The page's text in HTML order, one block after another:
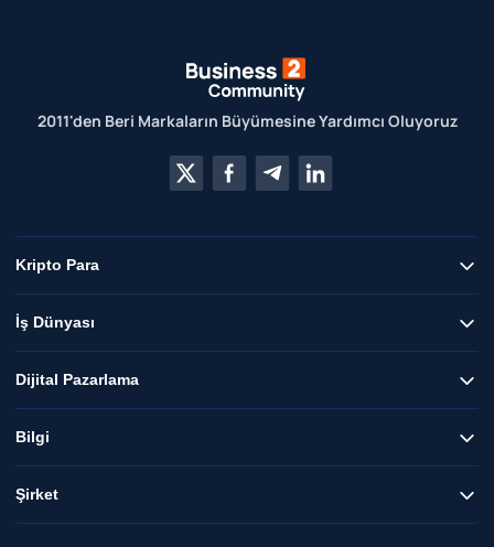
2011'den Beri Markaların Büyümesine Yardımcı Oluyoruz
Kripto Para
İş Dünyası
Dijital Pazarlama
Bilgi
Şirket